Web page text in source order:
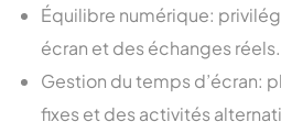
Équilibre numérique:
écran et des échanges réels.
Gestion du temps d’écran:
fixes et des activités